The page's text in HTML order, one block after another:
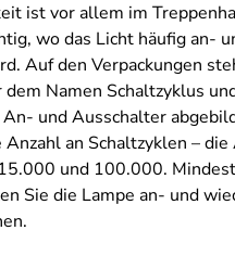
ist vor allem im
wo das Licht häufig an-
Auf den Verpackungen
dem Namen Schaltzyklus
und Ausschalter
Anzahl an Schaltzyklen – die
und 100.000.
Sie die Lampe an- und